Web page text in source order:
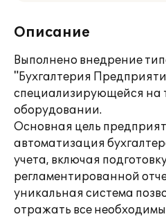
Описание
Выполнено внедрение
"Бухгалтерия
специализирующейся на
оборудовании.
Основная цель
автоматизация
учета, включая
регламентированной
уникальная система
отражать все